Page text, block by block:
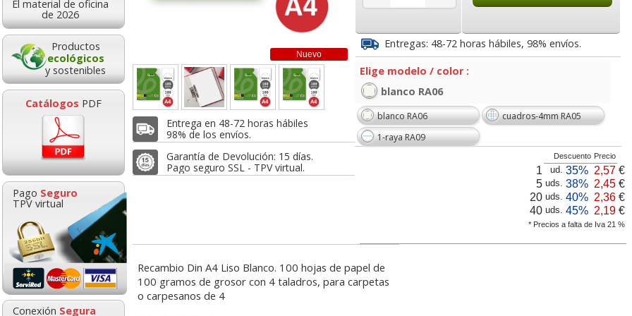
El material de oficina
de 2026
Productos
ecológicos
y sostenibles
Catálogos PDF
Pago Seguro
TPV virtual
Conexión Segura
Nuevo
Entrega en 48-72 horas hábiles
98% de los envíos.
Garantía de Devolución: 15 días.
Pago seguro SSL - TPV virtual.
Entregas: 48-72 horas hábiles, 98% envíos.
Elige modelo / color :
blanco RA06
blanco RA06
cuadros-4mm RA05
1-raya RA09
* Precios a falta de Iva 21 %
Descuento Precio
1 ud. 35% 2,57 €
5 uds. 38% 2,45 €
20 uds. 40% 2,36 €
40 uds. 45% 2,19 €
Recambio Din A4 Liso Blanco. 100 hojas de papel de
100 gramos de grosor con 4 taladros, para carpetas
o carpesanos de 4
2,20 €
con Iva
desde:2,73 €
3,30 con Iva
4,69 2,18
hojas
recicladas
mm 4 anillas
2,73 €
con Iva
Oxford recambio
cuadros 5x5 90 grs.
color menta ice-mint
desde:
5,67 con Iva 2,64 con Iva
Recambio para carpeta
o carpesano cuartilla
A5+ - 6 Taladros
moldeable maleable
para carboncillo o
grafito
N9K05AE tricolor